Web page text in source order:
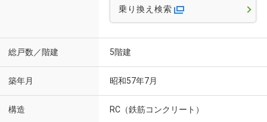
乗り換え検索
総戸数／階建 5階建
築年月 昭和57年7月
構造 RC（鉄筋コンクリート）